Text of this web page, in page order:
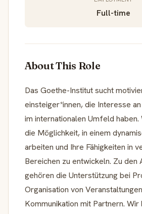
Full-time
About This Role
Das Goethe-Institut sucht
einsteiger*innen, die Interesse
im internationalen Umfeld haben.
die Möglichkeit, in einem
arbeiten und Ihre Fähigkeiten in
Bereichen zu entwickeln. Zu den
gehören die Unterstützung bei
Organisation von
Kommunikation mit Partnern.